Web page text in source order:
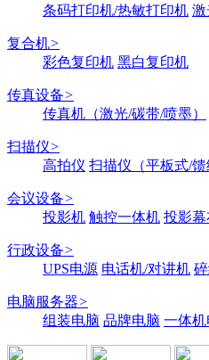
条码打印机/热敏打印机 激
复合机>
彩色复印机 黑白复印机
传真设备>
传真机（激光/碳带/喷墨）
扫描仪>
高拍仪 扫描仪（平板式/馈
会议设备>
投影机 触控一体机 投影幕
行政设备>
UPS电源 电话机/对讲机
电脑服务器>
组装电脑 品牌电脑 一体机